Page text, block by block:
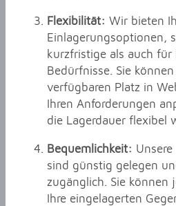
Flexibilität: Wir bieten
Einlagerungsoptionen,
kurzfristige als auch
Bedürfnisse. Sie
verfügbaren Platz in
Ihren Anforderungen
die Lagerdauer flexibel
Bequemlichkeit:
sind günstig gelegen
zugänglich. Sie können
Ihre eingelagerten